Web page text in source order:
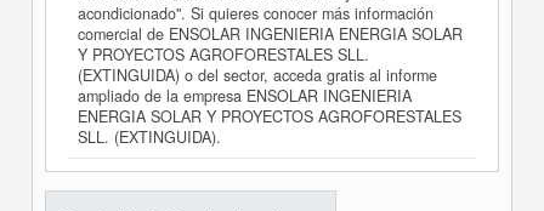
acondicionado". Si quieres conocer más información
comercial de ENSOLAR INGENIERIA ENERGIA SOLAR
Y PROYECTOS AGROFORESTALES SLL.
(EXTINGUIDA) o del sector, acceda gratis al informe
ampliado de la empresa ENSOLAR INGENIERIA
ENERGIA SOLAR Y PROYECTOS AGROFORESTALES
SLL. (EXTINGUIDA).